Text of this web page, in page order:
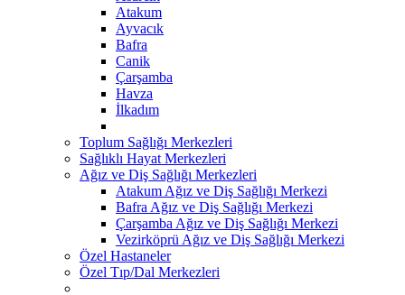
Atakum
Ayvacık
Bafra
Canik
Çarşamba
Havza
İlkadım
Toplum Sağlığı Merkezleri
Sağlıklı Hayat Merkezleri
Ağız ve Diş Sağlığı Merkezleri
Atakum Ağız ve Diş Sağlığı Merkezi
Bafra Ağız ve Diş Sağlığı Merkezi
Çarşamba Ağız ve Diş Sağlığı Merkezi
Vezirköprü Ağız ve Diş Sağlığı Merkezi
Özel Hastaneler
Özel Tıp/Dal Merkezleri